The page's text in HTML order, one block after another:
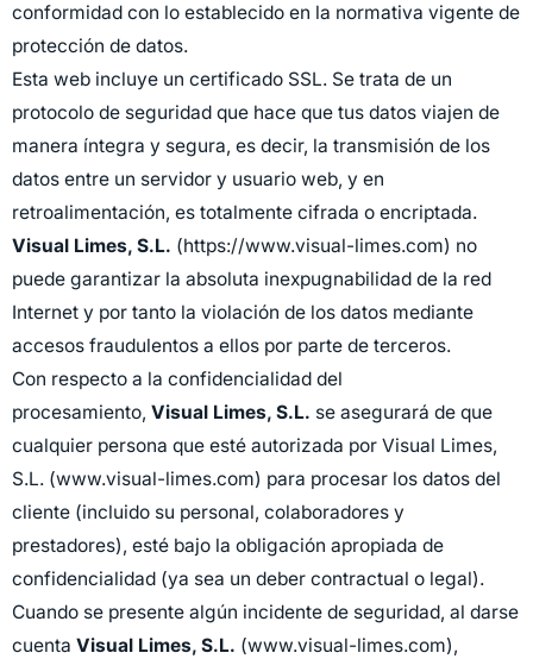
conformidad con lo establecido en la normativa vigente de
protección de datos.
Esta web incluye un certificado SSL. Se trata de un
protocolo de seguridad que hace que tus datos viajen de
manera íntegra y segura, es decir, la transmisión de los
datos entre un servidor y usuario web, y en
retroalimentación, es totalmente cifrada o encriptada.
Visual Limes, S.L. (https://www.visual-limes.com) no
puede garantizar la absoluta inexpugnabilidad de la red
Internet y por tanto la violación de los datos mediante
accesos fraudulentos a ellos por parte de terceros.
Con respecto a la confidencialidad del
procesamiento, Visual Limes, S.L. se asegurará de que
cualquier persona que esté autorizada por Visual Limes,
S.L. (www.visual-limes.com) para procesar los datos del
cliente (incluido su personal, colaboradores y
prestadores), esté bajo la obligación apropiada de
confidencialidad (ya sea un deber contractual o legal).
Cuando se presente algún incidente de seguridad, al darse
cuenta Visual Limes, S.L. (www.visual-limes.com),